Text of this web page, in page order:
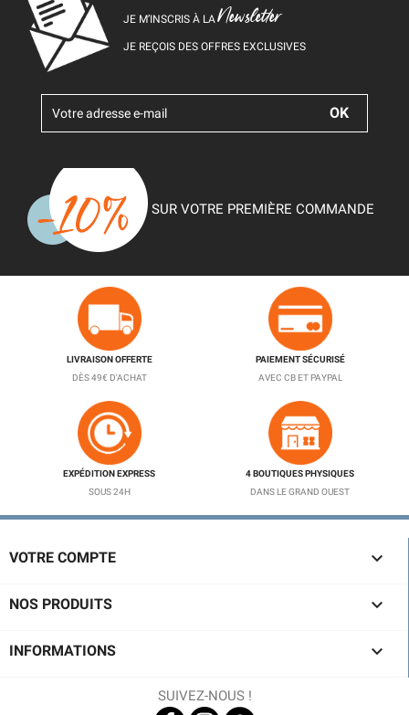
JE M’INSCRIS À LANewsletter
JE REÇOIS DES OFFRES EXCLUSIVES
SUR VOTRE PREMIÈRE COMMANDE
LIVRAISON OFFERTE
DÈS 49€ D'ACHAT
PAIEMENT SÉCURISÉ
AVEC CB ET PAYPAL
EXPÉDITION EXPRESS
SOUS 24H
4 BOUTIQUES PHYSIQUES
DANS LE GRAND OUEST
VOTRE COMPTE 
NOS PRODUITS 
INFORMATIONS 
SUIVEZ-NOUS !